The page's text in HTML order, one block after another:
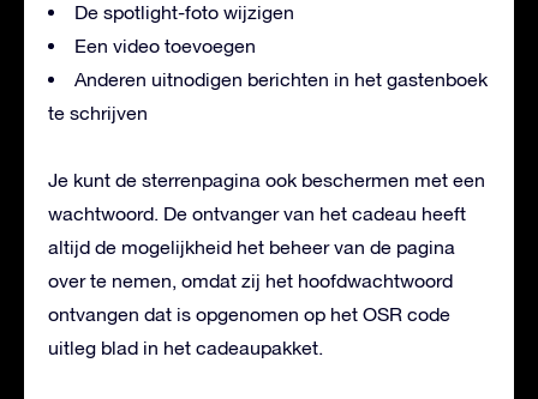
De spotlight-foto wijzigen
Een video toevoegen
Anderen uitnodigen berichten in het gastenboek
te schrijven
Je kunt de sterrenpagina ook beschermen met een
wachtwoord. De ontvanger van het cadeau heeft
altijd de mogelijkheid het beheer van de pagina
over te nemen, omdat zij het hoofdwachtwoord
ontvangen dat is opgenomen op het OSR code
uitleg blad in het cadeaupakket.